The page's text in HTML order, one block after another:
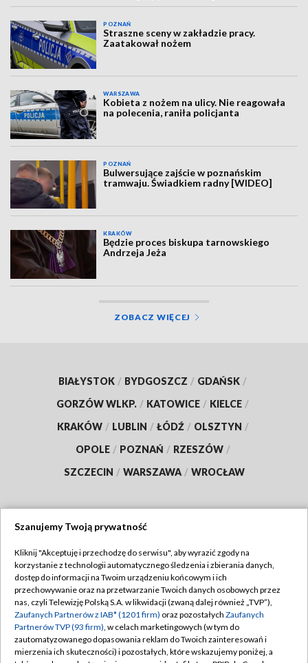
POZNAŃ
Straszne sceny w zakładzie pracy.
Zaatakował nożem
WARSZAWA
Kobieta z nożem na ulicy. Nie reagowała
na polecenia, raniła policjanta
POZNAŃ
Bulwersujące zajście w poznańskim
tramwaju. Świadkiem radny [WIDEO]
KRAKÓW
Będzie proces biskupa tarnowskiego
Andrzeja Jeża
ZOBACZ WIĘCEJ
BIAŁYSTOK / BYDGOSZCZ / GDAŃSK /
GORZÓW WLKP. / KATOWICE / KIELCE /
KRAKÓW / LUBLIN / ŁÓDŹ / OLSZTYN /
OPOLE / POZNAŃ / RZESZÓW /
SZCZECIN / WARSZAWA / WROCŁAW
TVP
Abonament TVP
Emisja w TVP
Centrum informacji TVP
Naziemna Telewizja Cyfrowa
Regulamin TVP
Polityka prywatności
Moje zgody
Pomoc
Szanujemy Twoją prywatność
Kliknij "Akceptuję i przechodzę do serwisu", aby wyrazić zgody na
korzystanie z technologii automatycznego śledzenia i zbierania danych,
dostęp do informacji na Twoim urządzeniu końcowym i ich
przechowywanie oraz na przetwarzanie Twoich danych osobowych przez
nas, czyli Telewizję Polską S.A. w likwidacji (zwaną dalej również „TVP”),
Zaufanych Partnerów z IAB* (1201 firm) oraz pozostałych Zaufanych
Partnerów TVP (93 firm), w celach marketingowych (w tym do
zautomatyzowanego dopasowania reklam do Twoich zainteresowań i
mierzenia ich skuteczności) i pozostałych, które wskazujemy poniżej, a